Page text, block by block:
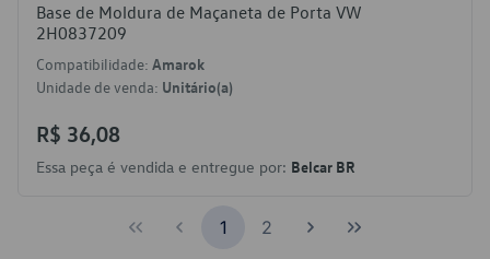
Base de Moldura de Maçaneta de Porta VW
2H0837209
Compatibilidade: Amarok
Unidade de venda: Unitário(a)
R$ 36,08
Essa peça é vendida e entregue por: Belcar BR
1 2